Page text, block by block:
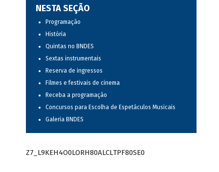
NESTA SEÇÃO
Programação
História
Quintas no BNDES
Sextas instrumentais
Reserva de ingressos
Filmes e festivais de cinema
Receba a programação
Concursos para Escolha de Espetáculos Musicais
Galeria BNDES
Z7_L9KEH4O0LORH80ALCLTPF80SE0